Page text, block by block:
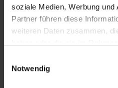
soziale Medien, Werbung
Partner führen diese
weiteren Daten zusammen,
Notwendig
Christina Esser klärt im Beitrag (ab
rund um das Thema Milch!
Zum Beitrag: ZDF drehscheibe
Zurück